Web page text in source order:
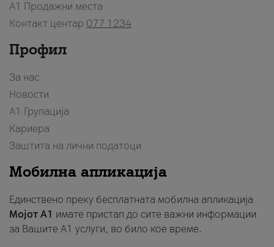
A1 Продажни места
Контакт центар 077 1234
Профил
За нас
Новости
А1 Групација
Кариера
Заштита на лични податоци
Мобилна апликација
Единствено преку бесплатната мобилна апликација
Мојот A1 имате пристап до сите важни информации
за Вашите A1 услуги, во било кое време.